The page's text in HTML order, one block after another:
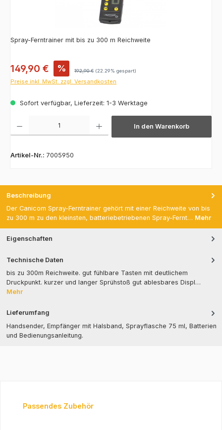
Spray-Ferntrainer mit bis zu 300 m Reichweite
Verkaufspreis:
149,90 € % Regulärer Preis:
192,90 € (22.29% gespart)
Preise inkl. MwSt. zzgl. Versandkosten
Sofort verfügbar, Lieferzeit: 1-3 Werktage
In den Warenkorb
Artikel-Nr.: 7005950
Beschreibung
Der Canicom Spray-Ferntrainer gehört mit einer Reichweite von bis
zu 300 m zu den kleinsten, batteriebetriebenen Spray-Fernt… Mehr
Eigenschaften
Technische Daten
bis zu 300m Reichweite. gut fühlbare Tasten mit deutlichem
Druckpunkt. kurzer und langer Sprühstoß gut ablesbares Displ…
Mehr
Lieferumfang
Handsender, Empfänger mit Halsband, Sprayflasche 75 ml, Batterien
und Bedienungsanleitung.
Produktgalerie überspringen
Passendes Zubehör